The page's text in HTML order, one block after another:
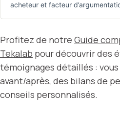
acheteur et facteur
Profitez de notre Guide
Tekalab pour découvrir des
témoignages détaillés :
avant/après, des bilans de
conseils personnalisés.